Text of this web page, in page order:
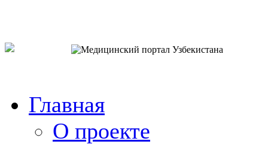
Главная
О проекте